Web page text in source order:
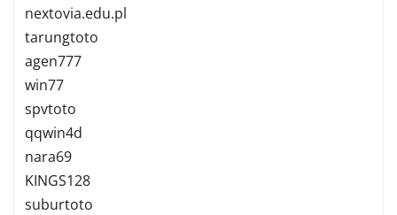
nextovia.edu.pl
tarungtoto
agen777
win77
spvtoto
qqwin4d
nara69
KINGS128
suburtoto